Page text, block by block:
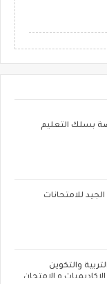
بسلك التعليم
للامتحانات
والتكوين
‏و الامتحان